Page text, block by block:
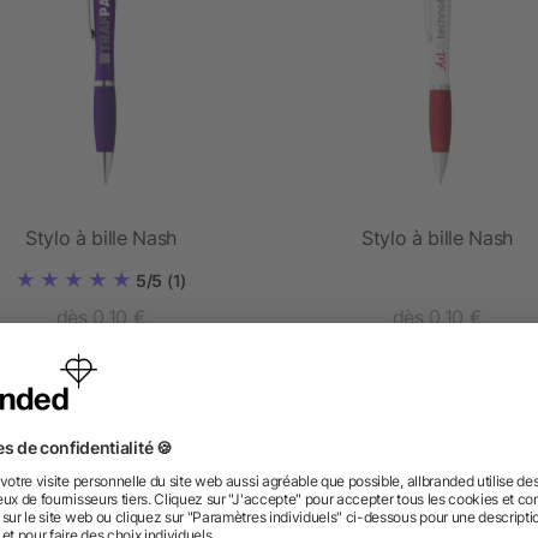
Stylo à bille Nash
5/5 (1)
dès 0,10 €
Stylo à bille Nash
dès 0,10 €
des questions ? Nous avons les